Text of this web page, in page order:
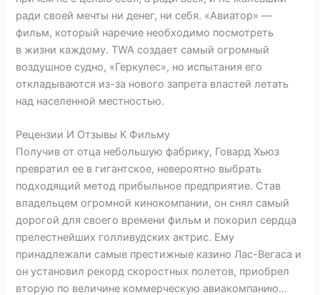
ради своей мечты ни денег, ни себя. «Авиатор» —
фильм, который наречие необходимо посмотреть
в жизни каждому. TWA создает самый огромный
воздушное судно, «Геркулес», но испытания его
откладываются из-за нового запрета властей летать
над населенной местностью.
Рецензии И Отзывы К Фильму
Получив от отца небольшую фабрику, Говард Хьюз
превратил ее в гигантское, невероятно выбрать
подходящий метод прибыльное предприятие. Став
владельцем огромной кинокомпании, он снял самый
дорогой для своего времени фильм и покорил сердца
прелестнейших голливудских актрис. Ему
принадлежали самые престижные казино Лас-Вегаса и
он установил рекорд скоростных полетов, приобрел
вторую по величине коммерческую авиакомпанию…